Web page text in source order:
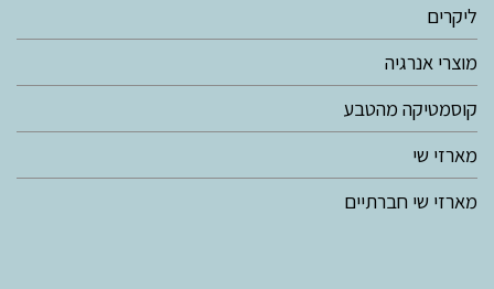
ליקרים
מוצרי אנרגיה
קוסמטיקה מהטבע
מארזי שי
מארזי שי חברתיים